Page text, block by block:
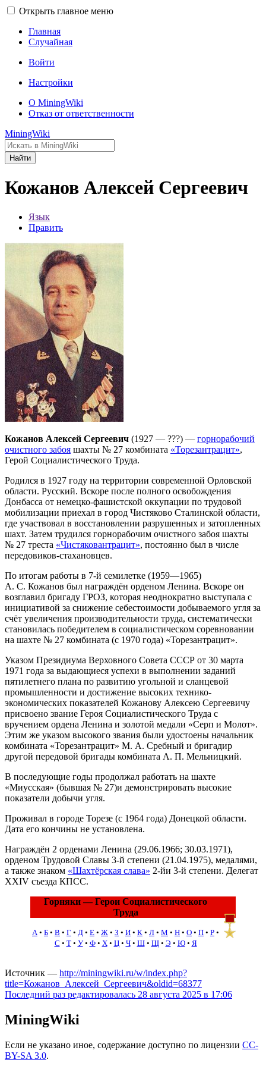
Открыть главное меню
Главная
Случайная
Войти
Настройки
О MiningWiki
Отказ от ответственности
MiningWiki
Найти
Кожанов Алексей Сергеевич
Язык
Править
Кожанов Алексей Сергеевич (1927 — ???) — горнорабочий
очистного забоя шахты № 27 комбината «Торезантрацит»,
Герой Социалистического Труда.
Родился в 1927 году на территории современной Орловской
области. Русский. Вскоре после полного освобождения
Донбасса от немецко-фашистской оккупации по трудовой
мобилизации приехал в город Чистяково Сталинской области,
где участвовал в восстановлении разрушенных и затопленных
шахт. Затем трудился горнорабочим очистного забоя шахты
№ 27 треста «Чистяковантрацит», постоянно был в числе
передовиков-стахановцев.
По итогам работы в 7-й семилетке (1959—1965)
А. С. Кожанов был награждён орденом Ленина. Вскоре он
возглавил бригаду ГРОЗ, которая неоднократно выступала с
инициативой за снижение себестоимости добываемого угля за
счёт увеличения производительности труда, систематически
становилась победителем в социалистическом соревновании
на шахте № 27 комбината (с 1970 года) «Торезантрацит».
Указом Президиума Верховного Совета СССР от 30 марта
1971 года за выдающиеся успехи в выполнении заданий
пятилетнего плана по развитию угольной и сланцевой
промышленности и достижение высоких технико-
экономических показателей Кожанову Алексею Сергеевичу
присвоено звание Героя Социалистического Труда с
вручением ордена Ленина и золотой медали «Серп и Молот».
Этим же указом высокого звания были удостоены начальник
комбината «Торезантрацит» М. А. Сребный и бригадир
другой передовой бригады комбината А. П. Мельницкий.
В последующие годы продолжал работать на шахте
«Миусская» (бывшая № 27)и демонстрировать высокие
показатели добычи угля.
Проживал в городе Торезе (с 1964 года) Донецкой области.
Дата его кончины не установлена.
Награждён 2 орденами Ленина (29.06.1966; 30.03.1971),
орденом Трудовой Славы 3-й степени (21.04.1975), медалями,
а также знаком «Шахтёрская слава» 2-йи 3-й степени. Делегат
XXIV съезда КПСС.
Горняки — Герои Социалистического
Труда
А• Б • В • Г • Д • Е • Ж • З • И • К • Л • М • Н • О • П • Р •
С • Т• У• Ф• Х• Ц• Ч• Ш• Щ• Э • Ю• Я
Источник — http://miningwiki.ru/w/index.php?
title=Кожанов_Алексей_Сергеевич&oldid=68377
Последний раз редактировалась 28 августа 2025 в 17:06
MiningWiki
Если не указано иное, содержание доступно по лицензии CC-
BY-SA 3.0.